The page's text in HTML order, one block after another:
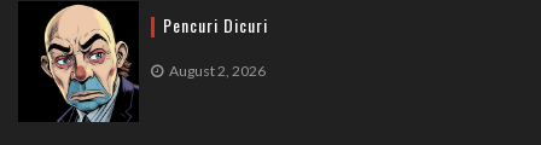
Pencuri Dicuri
August 2, 2026